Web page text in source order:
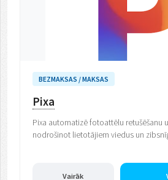
BEZMAKSAS / MAKSAS
Pixa
Pixa automatizē fotoattēlu retušēšanu
nodrošinot lietotājiem viedus un
Vairāk